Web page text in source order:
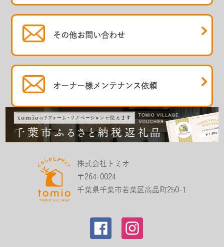
その他お問い合わせ
オーナー様メンテナンス依頼
株式会社トミオ
〒264-0024
千葉県千葉市若葉区高品町250-1